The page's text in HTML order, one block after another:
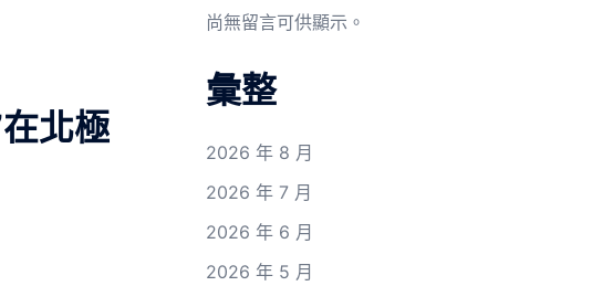
北極
尚無留言可供顯示。
彙整
2026 年 8 月
2026 年 7 月
2026 年 6 月
2026 年 5 月